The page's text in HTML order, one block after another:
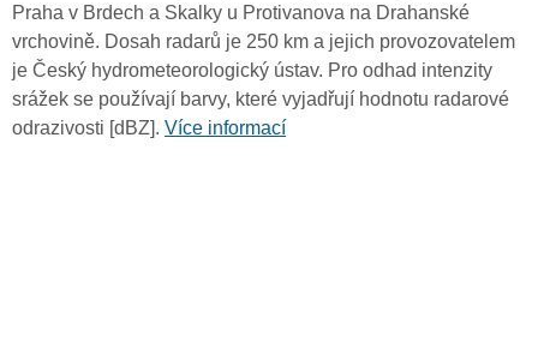
Praha v Brdech a Skalky u Protivanova na Drahanské
vrchovině. Dosah radarů je 250 km a jejich provozovatelem
je Český hydrometeorologický ústav. Pro odhad intenzity
srážek se používají barvy, které vyjadřují hodnotu radarové
odrazivosti [dBZ]. Více informací